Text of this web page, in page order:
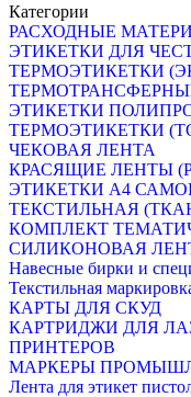
Категории
РАСХОДНЫЕ
ЭТИКЕТКИ ДЛЯ
ТЕРМОЭТИКЕТКИ
ЭТИКЕТКИ
ТЕРМОЭТИКЕТКИ
ЧЕКОВАЯ ЛЕНТА
КРАСЯЩИЕ ЛЕНТЫ
ЭТИКЕТКИ А4
ТЕКСТИЛЬНАЯ
КОМПЛЕКТ
СИЛИКОНОВАЯ
Навесные бирки и
Текстильная
КАРТЫ ДЛЯ СКУД
КАРТРИДЖИ ДЛЯ
ПРИНТЕРОВ
МАРКЕРЫ
Лента для этикет